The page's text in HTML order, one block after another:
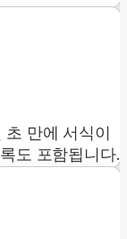
만에 서식이
도 포함됩니다.